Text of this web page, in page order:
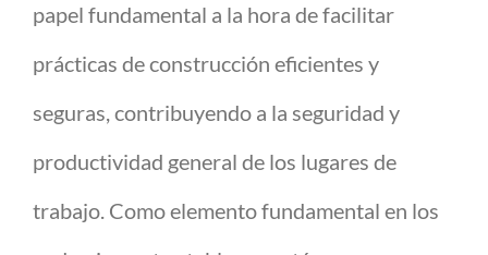
papel fundamental a la hora de facilitar
prácticas de construcción eficientes y
seguras, contribuyendo a la seguridad y
productividad general de los lugares de
trabajo. Como elemento fundamental en los